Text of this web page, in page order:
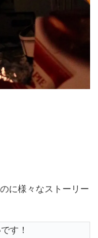
に様々なストーリー
す！